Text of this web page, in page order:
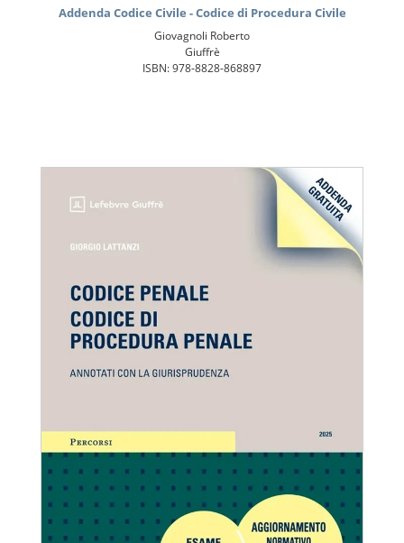
Addenda Codice Civile - Codice di Procedura Civile
Giovagnoli Roberto
Giuffrè
ISBN: 978-8828-868897